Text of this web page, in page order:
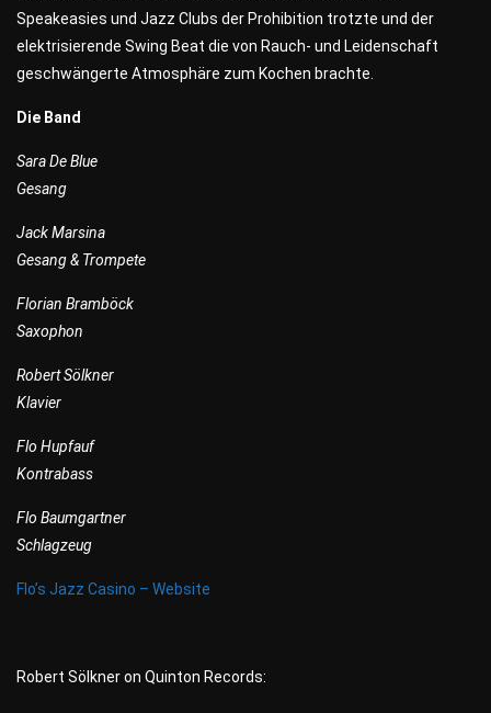
Speakeasies und Jazz Clubs der Prohibition trotzte und der
elektrisierende Swing Beat die von Rauch- und Leidenschaft
geschwängerte Atmosphäre zum Kochen brachte.
Die Band
Sara De Blue
Gesang
Jack Marsina
Gesang & Trompete
Florian Bramböck
Saxophon
Robert Sölkner
Klavier
Flo Hupfauf
Kontrabass
Flo Baumgartner
Schlagzeug
Flo’s Jazz Casino – Website
Robert Sölkner on Quinton Records: